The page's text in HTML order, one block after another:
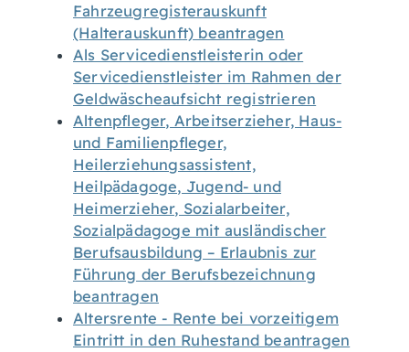
Fahrzeugregisterauskunft
(Halterauskunft) beantragen
Als Servicedienstleisterin oder
Servicedienstleister im Rahmen der
Geldwäscheaufsicht registrieren
Altenpfleger, Arbeitserzieher, Haus-
und Familienpfleger,
Heilerziehungsassistent,
Heilpädagoge, Jugend- und
Heimerzieher, Sozialarbeiter,
Sozialpädagoge mit ausländischer
Berufsausbildung – Erlaubnis zur
Führung der Berufsbezeichnung
beantragen
Altersrente - Rente bei vorzeitigem
Eintritt in den Ruhestand beantragen